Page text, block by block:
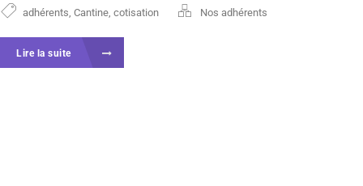
adhérents Cantine cotisation Nos adhérents
Lire la suite